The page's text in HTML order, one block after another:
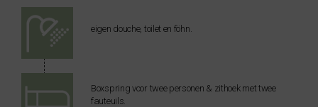
eigen douche, toilet en föhn.
Boxspring voor twee personen & zithoek met twee
fauteuils.